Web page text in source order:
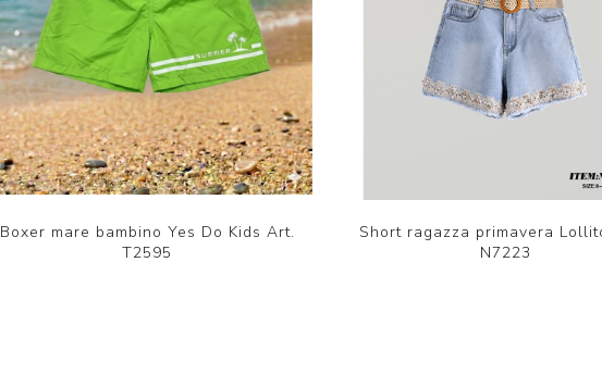
Boxer mare bambino Yes Do Kids Art.
T2595
Short ragazza primavera
N7223